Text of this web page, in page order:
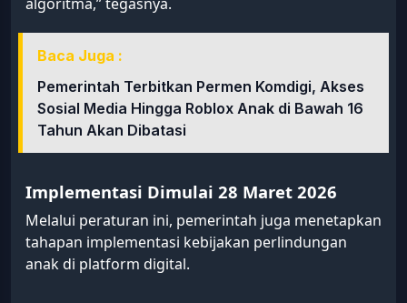
Baca Juga :
Pemerintah Terbitkan Permen Komdigi, Akses
Sosial Media Hingga Roblox Anak di Bawah 16
Tahun Akan Dibatasi
Implementasi Dimulai 28 Maret 2026
Melalui peraturan ini, pemerintah juga menetapkan
tahapan implementasi kebijakan perlindungan
anak di platform digital.